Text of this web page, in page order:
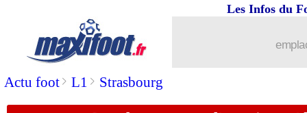
Actu foot> L1 > Strasbourg
Les Infos du
Barça : Szczesny, l'annonce de Flick
05/02 Rayados: Sergio Ramos, les détails
: une offre refusée pour Mata